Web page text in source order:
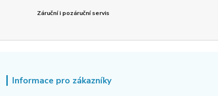
Záruční i pozáruční servis
Informace pro zákazníky